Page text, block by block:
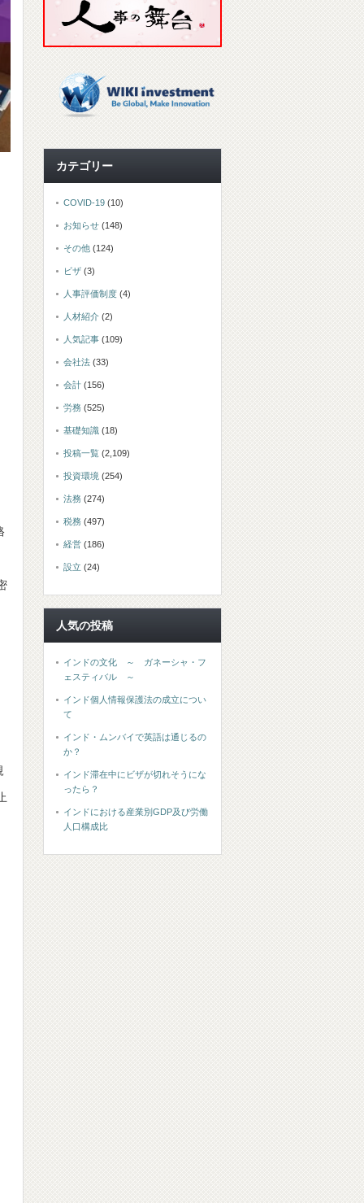
カテゴリー
COVID-19 (10)
お知らせ (148)
その他 (124)
ビザ (3)
人事評価制度 (4)
人材紹介 (2)
人気記事 (109)
会社法 (33)
会計 (156)
労務 (525)
基礎知識 (18)
投稿一覧 (2,109)
投資環境 (254)
法務 (274)
税務 (497)
経営 (186)
設立 (24)
人気の投稿
インドの文化 ～ ガネーシャ・フ
ェスティバル ～
インド個人情報保護法の成立につい
て
インド・ムンバイで英語は通じるの
か？
インド滞在中にビザが切れそうにな
ったら？
インドにおける産業別GDP及び労働
人口構成比